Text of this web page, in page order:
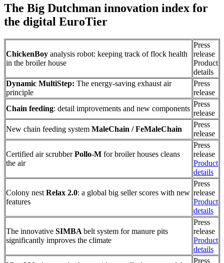
The Big Dutchman innovation index for
the digital EuroTier
ChickenBoy analysis robot: keeping track of flock health
in the broiler house
Press
release
Product
details
Dynamic MultiStep: The energy-saving exhaust air
principle
Press
release
Chain feeding: detail improvements and new components
Press
release
New chain feeding system MaleChain / FeMaleChain
Press
release
Certified air scrubberPollo-M for broiler houses cleans
the air
Press
release
Product
details
Colony nest Relax 2.0: a global big seller scores with new
features
Press
release
Product
details
The innovative SIMBA belt system for manure pits
significantly improves the climate
Press
release
Product
details
Press